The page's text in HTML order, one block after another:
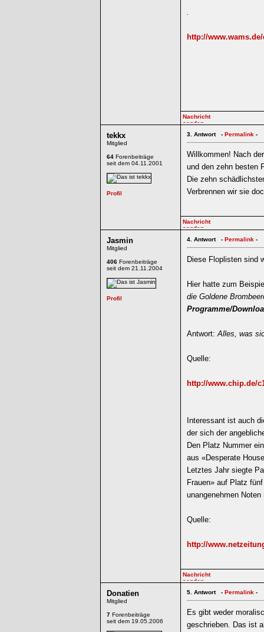
.
http://
tekkx
Mitglied
64 Forenbeiträge
seit dem 04.11.2001
3. Antwort - Permalink -
Willkommen! Nach
und den zehn besten
Die zehn
Verbrennen wir sie
Jasmin
Mitglied
406 Forenbeiträge
seit dem 21.11.2004
4. Antwort - Permalink -
Diese Floplisten sind
Hier hatte zum
die Goldene
Programme/
Antwort:Alles, was
Quelle:
http://www.chip.de/
Interessant ist auch
der sich der
Den Platz Nummer
aus «Desperate
Letztes Jahr siegte
Frauen» auf Platz
unangenehmen
Quelle:
http://
Donatien
Mitglied
7 Forenbeiträge
seit dem 19.05.2006
5. Antwort - Permalink -
Es gibt weder
geschrieben. Das ist